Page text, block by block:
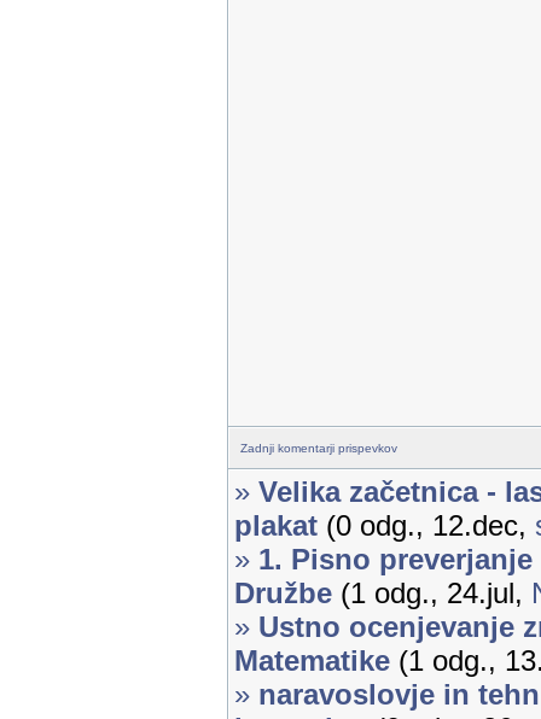
Zadnji komentarji prispevkov
» Velika začetnica -
plakat (0 odg., 12.dec,
» 1. Pisno preverjanje
Družbe (1 odg., 24.jul,
» Ustno ocenjevanje
Matematike (1 odg.,
» naravoslovje in